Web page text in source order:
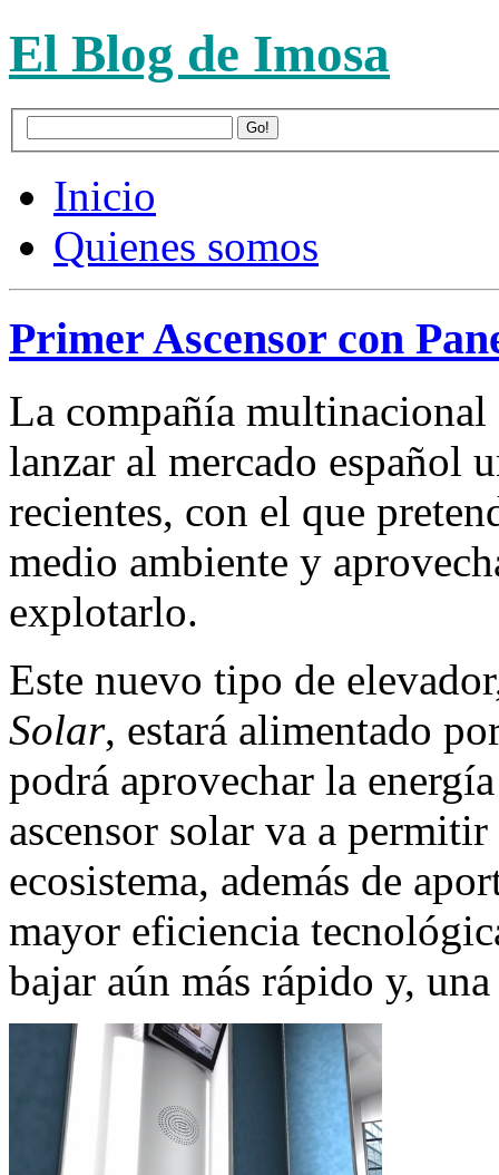
El Blog de Imosa
Inicio
Quienes somos
Primer Ascensor con
La compañía multinacional
lanzar al mercado español
recientes, con el que
medio ambiente y
explotarlo.
Este nuevo tipo de
Solar, estará alimentado
podrá aprovechar la
ascensor solar va a
ecosistema, además de
mayor eficiencia
bajar aún más rápido y,